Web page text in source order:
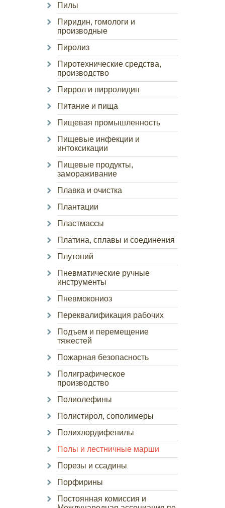
Пилы
Пиридин, гомологи и
производные
Пиролиз
Пиротехнические средства,
производство
Пиррол и пирролидин
Питание и пища
Пищевая промышленность
Пищевые инфекции и
интоксикации
Пищевые продукты,
замораживание
Плавка и очистка
Плантации
Пластмассы
Платина, сплавы и соединения
Плутоний
Пневматические ручные
инструменты
Пневмокониоз
Переквалификация рабочих
Подъем и перемещение
тяжестей
Пожарная безопасность
Полиграфическое
производство
Полиолефины
Полистирол, сополимеры
Полихлордифенилы
Полы и лестничные марши
Порезы и ссадины
Порфирины
Постоянная комиссия и